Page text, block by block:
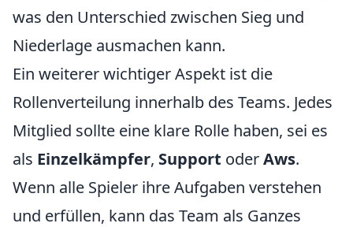
was den Unterschied zwischen Sieg und
Niederlage ausmachen kann.
Ein weiterer wichtiger Aspekt ist die
Rollenverteilung innerhalb des Teams. Jedes
Mitglied sollte eine klare Rolle haben, sei es
als Einzelkämpfer, Support oderAws.
Wenn alle Spieler ihre Aufgaben verstehen
und erfüllen, kann das Team als Ganzes